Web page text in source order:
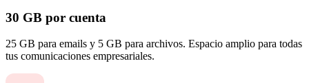
30 GB por cuenta
25 GB para emails y 5 GB para archivos. Espacio amplio para todas
tus comunicaciones empresariales.